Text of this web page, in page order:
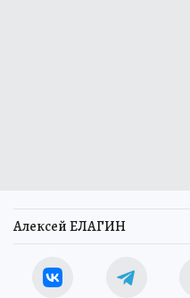
Алексей ЕЛАГИН